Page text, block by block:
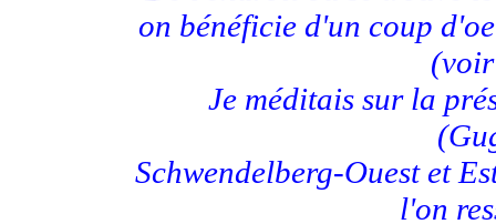
on bénéficie d'un coup
Je méditais sur la
Schwendelberg-Ouest et
l'on